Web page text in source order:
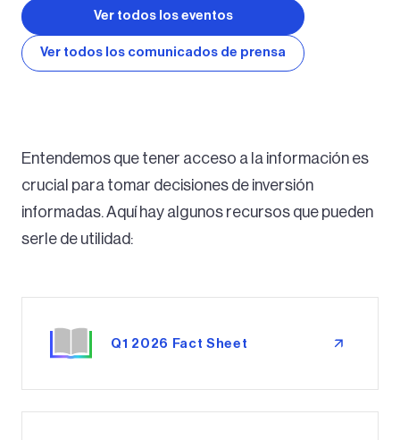
Ver todos los eventos
Ver todos los comunicados de prensa
Entendemos que tener acceso a la información es
crucial para tomar decisiones de inversión
informadas. Aquí hay algunos recursos que pueden
serle de utilidad:
Q1 2026 Fact Sheet